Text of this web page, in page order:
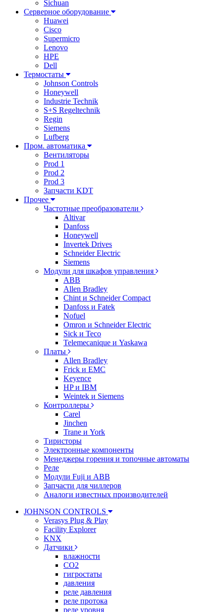
Sichuan
Серверное оборудование
Huawei
Cisco
Supermicro
Lenovo
HPE
Dell
Термостаты
Johnson Controls
Honeywell
Industrie Technik
S+S Regeltechnik
Regin
Siemens
Lufberg
Пром. автоматика
Вентиляторы
Prod 1
Prod 2
Prod 3
Запчасти KDT
Прочее
Частотные преобразователи
Altivar
Danfoss
Honeywell
Invertek Drives
Schneider Electric
Siemens
Модули для шкафов управления
ABB
Allen Bradley
Chint и Schneider Compact
Danfoss и Fatek
Nofuel
Omron и Schneider Electric
Sick и Teco
Telemecanique и Yaskawa
Платы
Allen Bradley
Frick и EMC
Keyence
HP и IBM
Weintek и Siemens
Контроллеры
Carel
Jinchen
Trane и York
Тиристоры
Электронные компоненты
Менеджеры горения и топочные автоматы
Реле
Модули Fuji и ABB
Запчасти для чиллеров
Аналоги известных производителей
JOHNSON CONTROLS
Verasys Plug & Play
Facility Explorer
KNX
Датчики
влажности
CO2
гигростаты
давления
реле давления
реле протока
реле уровня